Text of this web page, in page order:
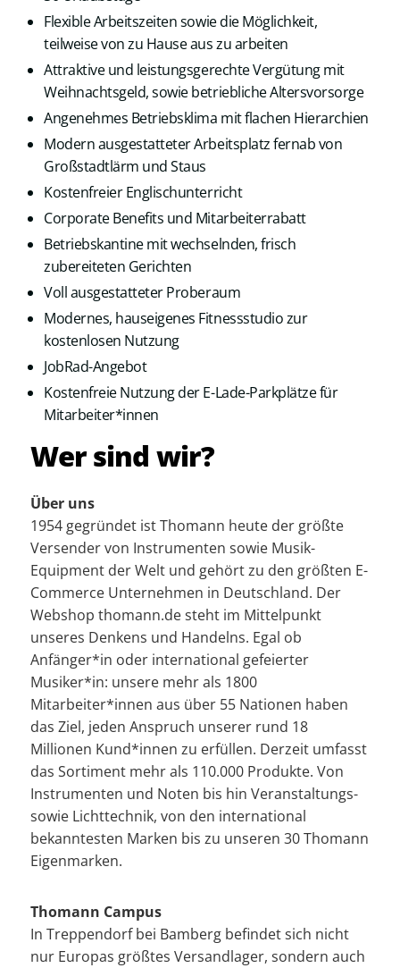
Flexible Arbeitszeiten sowie die Möglichkeit,
teilweise von zu Hause aus zu arbeiten
Attraktive und leistungsgerechte Vergütung mit
Weihnachtsgeld, sowie betriebliche Altersvorsorge
Angenehmes Betriebsklima mit flachen Hierarchien
Modern ausgestatteter Arbeitsplatz fernab von
Großstadtlärm und Staus
Kostenfreier Englischunterricht
Corporate Benefits und Mitarbeiterrabatt
Betriebskantine mit wechselnden, frisch
zubereiteten Gerichten
Voll ausgestatteter Proberaum
Modernes, hauseigenes Fitnessstudio zur
kostenlosen Nutzung
JobRad-Angebot
Kostenfreie Nutzung der E-Lade-Parkplätze für
Mitarbeiter*innen
Wer sind wir?
Über uns
1954 gegründet ist Thomann heute der größte
Versender von Instrumenten sowie Musik-
Equipment der Welt und gehört zu den größten E-
Commerce Unternehmen in Deutschland. Der
Webshop thomann.de steht im Mittelpunkt
unseres Denkens und Handelns. Egal ob
Anfänger*in oder international gefeierter
Musiker*in: unsere mehr als 1800
Mitarbeiter*innen aus über 55 Nationen haben
das Ziel, jeden Anspruch unserer rund 18
Millionen Kund*innen zu erfüllen. Derzeit umfasst
das Sortiment mehr als 110.000 Produkte. Von
Instrumenten und Noten bis hin Veranstaltungs-
sowie Lichttechnik, von den international
bekanntesten Marken bis zu unseren 30 Thomann
Eigenmarken.
Thomann Campus
In Treppendorf bei Bamberg befindet sich nicht
nur Europas größtes Versandlager, sondern auch